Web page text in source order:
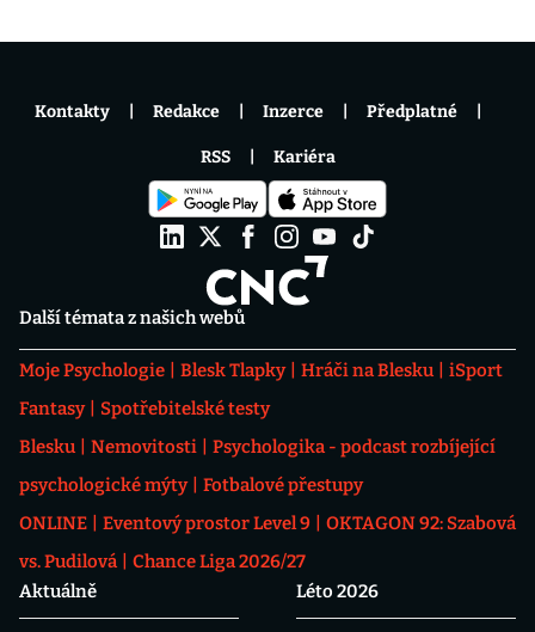
Další témata z našich webů
Moje Psychologie Blesk Tlapky Hráči na Blesku
iSport
Fantasy
Spotřebitelské testy
Blesku
Nemovitosti
Psychologika - podcast rozbíjející
psychologické mýty
Fotbalové přestupy
ONLINE
Eventový prostor Level 9
OKTAGON 92: Szabová
vs. Pudilová
Chance Liga 2026/27
Aktuálně
Léto 2026
Kontakty Redakce Inzerce Předplatné
RSS Kariéra